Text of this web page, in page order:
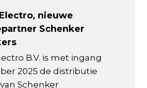
nieuwe
Schenker
B.V. is met ingang
2025 de distributie
Schenker